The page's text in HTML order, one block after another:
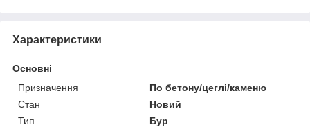
Характеристики
Основні
Призначення
По бетону/цеглі/каменю
Стан
Новий
Тип
Бур